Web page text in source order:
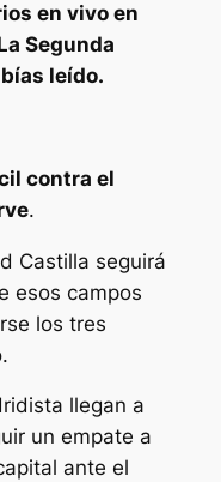
en vivo en
Segunda
leído.
contra el
.
Castilla seguirá
esos campos
los tres
llegan a
un empate a
ante el